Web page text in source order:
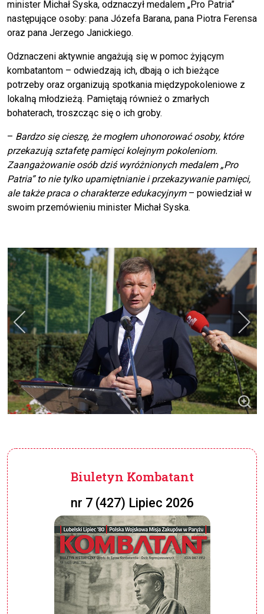
minister Michał Syska, odznaczył medalem „Pro Patria”
następujące osoby: pana Józefa Barana, pana Piotra Ferensa
oraz pana Jerzego Janickiego.
Odznaczeni aktywnie angażują się w pomoc żyjącym
kombatantom – odwiedzają ich, dbają o ich bieżące
potrzeby oraz organizują spotkania międzypokoleniowe z
lokalną młodzieżą. Pamiętają również o zmarłych
bohaterach, troszcząc się o ich groby.
– Bardzo się cieszę, że mogłem uhonorować osoby, które
przekazują sztafetę pamięci kolejnym pokoleniom.
Zaangażowanie osób dziś wyróżnionych medalem „Pro
Patria” to nie tylko upamiętnianie i przekazywanie pamięci,
ale także praca o charakterze edukacyjnym– powiedział w
swoim przemówieniu minister Michał Syska.
Biuletyn Kombatant
nr 7 (427) Lipiec 2026